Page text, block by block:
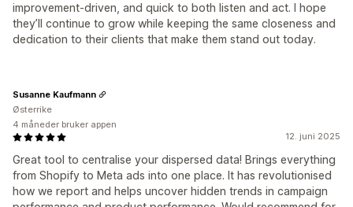
improvement-driven, and quick to both listen and act. I hope
they’ll continue to grow while keeping the same closeness and
dedication to their clients that make them stand out today.
12. juni 2025
Great tool to centralise your dispersed data! Brings everything
from Shopify to Meta ads into one place. It has revolutionised
how we report and helps uncover hidden trends in campaign
Susanne Kaufmann
Østerrike
4 måneder bruker appen